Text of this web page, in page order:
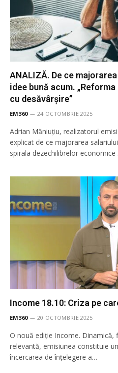
ANALIZĂ. De ce
idee bună acum.
cu desăvârșire”
EM360 24 OCTOMBRIE 2025
Adrian Măniuțiu, realizatorul
explicat de ce majorarea
spirala dezechilibrelor economice
Income 18.10: Criza pe
EM360 20 OCTOMBRIE 2025
O nouă ediție Income. Dinamică,
relevantă, emisiunea constituie
încercarea de înţelegere a…